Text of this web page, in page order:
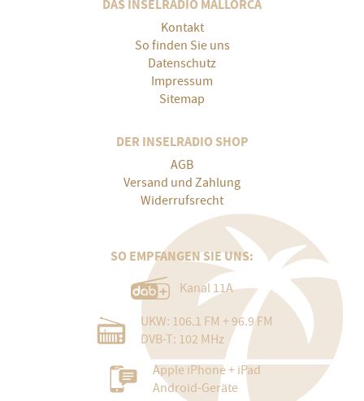
DAS INSELRADIO MALLORCA
Kontakt
So finden Sie uns
Datenschutz
Impressum
Sitemap
DER INSELRADIO SHOP
AGB
Versand und Zahlung
Widerrufsrecht
SO EMPFANGEN SIE UNS:
Kanal 11A
UKW: 106.1 FM + 96.9 FM
DVB-T: 102 MHz
Apple iPhone + iPad
Android-Geräte